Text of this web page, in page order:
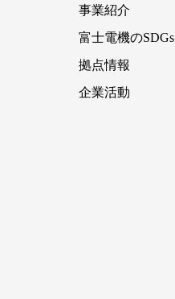
事業紹介
富士電機のSDGs
拠点情報
企業活動